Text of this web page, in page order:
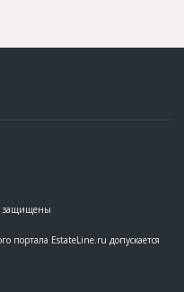
защищены
портала EstateLine.ru допускается